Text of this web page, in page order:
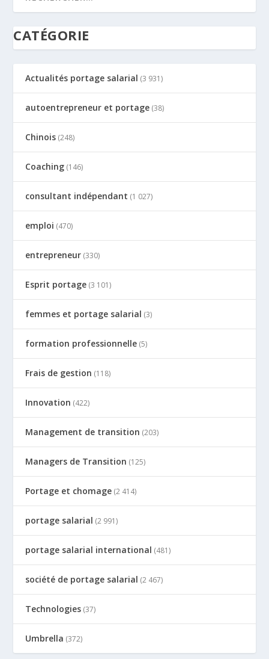
CATÉGORIE
Actualités portage salarial (3 931)
autoentrepreneur et portage (38)
Chinois (248)
Coaching (146)
consultant indépendant (1 027)
emploi (470)
entrepreneur (330)
Esprit portage (3 101)
femmes et portage salarial (3)
formation professionnelle (5)
Frais de gestion (118)
Innovation (422)
Management de transition (203)
Managers de Transition (125)
Portage et chomage (2 414)
portage salarial (2 991)
portage salarial international (481)
société de portage salarial (2 467)
Technologies (37)
Umbrella (372)